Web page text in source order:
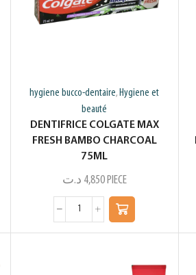
hygiene bucco-dentaire, Hygiene et
beauté
DENTIFRICE COLGATE MAX
FRESH BAMBO CHARCOAL
75ML
4,850 د.ت PIECE